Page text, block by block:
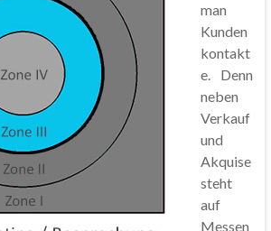
man
Kunden
kontakt
e. Denn
neben
Verkauf
und
Akquise
steht
auf
Messen